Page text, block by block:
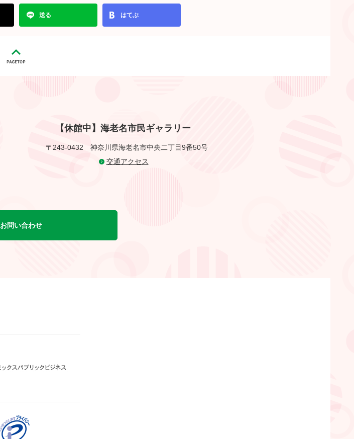
送る はてぶ
【休館中】海老名市民ギャラリー
〒243-0432 神奈川県海老名市中央二丁目9番50号
交通アクセス
お問い合わせ